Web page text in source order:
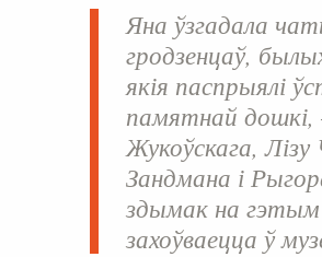
Яна ўзгадала
гродзенцаў,
якія паспрыялі
памятнай
Жукоўскага,
Зандмана і
здымак на
захоўваецца ў